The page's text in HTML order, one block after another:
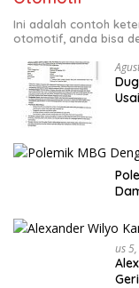
Ini adalah contoh
otomotif, anda bisa
Us